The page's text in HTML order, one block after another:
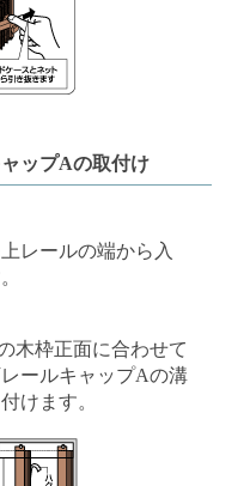
ップAの取付け
レールの端から入
木枠正面に合わせて
ールキャップAの溝
けます。